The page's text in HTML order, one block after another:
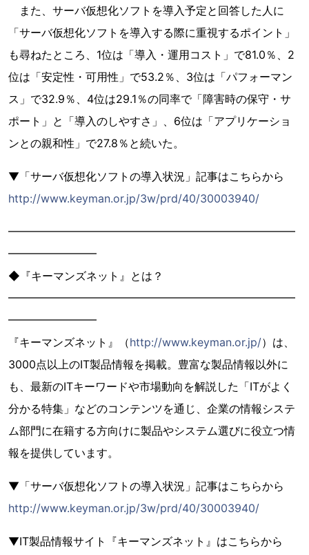
また、サーバ仮想化ソフトを導入予定と回答した人に
「サーバ仮想化ソフトを導入する際に重視するポイント」
も尋ねたところ、1位は「導入・運用コスト」で81.0％、2
位は「安定性・可用性」で53.2％、3位は「パフォーマン
ス」で32.9％、4位は29.1％の同率で「障害時の保守・サ
ポート」と「導入のしやすさ」、6位は「アプリケーショ
ンとの親和性」で27.8％と続いた。
▼「サーバ仮想化ソフトの導入状況」記事はこちらから
http://www.keyman.or.jp/3w/prd/40/30003940/
━━━━━━━━━━━━━━━━━━━━━━━━━━
━━━━━━━━
◆『キーマンズネット』とは？
━━━━━━━━━━━━━━━━━━━━━━━━━━
━━━━━━━━
『キーマンズネット』（http://www.keyman.or.jp/）は、
3000点以上のIT製品情報を掲載。豊富な製品情報以外に
も、最新のITキーワードや市場動向を解説した「ITがよく
分かる特集」などのコンテンツを通じ、企業の情報システ
ム部門に在籍する方向けに製品やシステム選びに役立つ情
報を提供しています。
▼「サーバ仮想化ソフトの導入状況」記事はこちらから
http://www.keyman.or.jp/3w/prd/40/30003940/
▼IT製品情報サイト『キーマンズネット』はこちらから